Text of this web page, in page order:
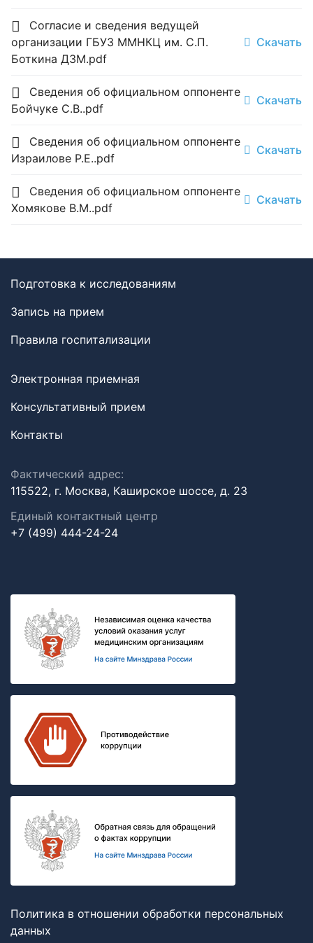
Согласие и сведения ведущей
организации ГБУЗ ММНКЦ им. С.П.
Боткина ДЗМ.pdf
Скачать
Сведения об официальном оппоненте
Бойчуке С.В..pdf
Скачать
Сведения об официальном оппоненте
Израилове Р.Е..pdf
Скачать
Сведения об официальном оппоненте
Хомякове В.М..pdf
Скачать
Подготовка к исследованиям
Запись на прием
Правила госпитализации
Электронная приемная
Консультативный прием
Контакты
Фактический адрес:
115522, г. Москва, Каширское шоссе, д. 23
Единый контактный центр
+7 (499) 444-24-24
Политика в отношении обработки персональных
данных